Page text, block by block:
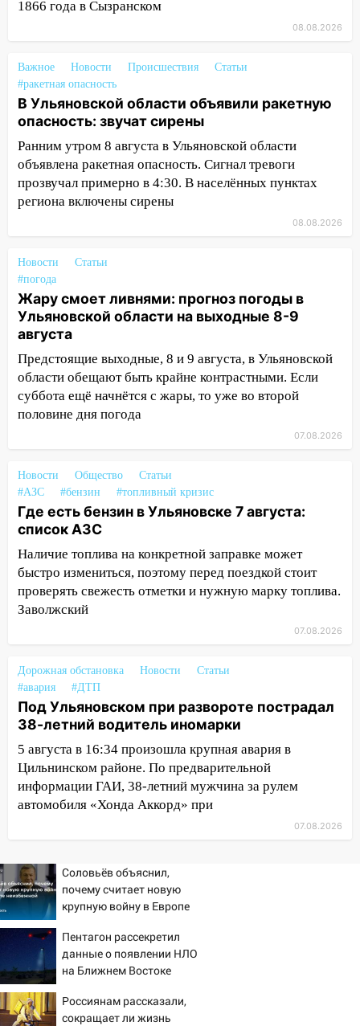
17:16
В реанимацию Ульяновской
областной больницы поступили шесть
новых аппаратов ИВЛ
16:51
В Чердаклинском районе
ремонтируют дороги, ставят остановки
и проводят новое освещение
16:35 В Ульяновске установили ещё
девять бункеров для крупногабаритного
16:26
В Ульяновске бесплатно покажут
матч «Волги» под открытым небом
16:12 В Ульяновском госуниверситете
разработают отечественный прибор для
цифровой ПЦР
15:47 Ульяновцы могут вернуть деньги
за абонементы закрывшегося фитнес-
клуба «Рекорд-Fitness»
области привели в порядок детские
площадки
15:27
Прокуратура проверяет
15:08 В Кузоватово после прокурорской
проверки обновили разметку на
пешеходных переходах
На проспекте Гая в Ульяновске
50-метровом участке
14:22 В Новом городе 8 августа пройдет
большой фестиваль «Наше время» с
мотофристайлом и концертом
«Мураками»
14:04 Жару смоет ливнями: прогноз
погоды в Ульяновской области на
полицейские проведут акцию «Час
пассажира»
13:20
В Ульяновске за один день
обокрали женщину на пляже и
подростка в сквере
13:01
В Димитровграде мужчина
выбросил из машины страйкбольную
гранату: его задержали
1866 года в Сызранском
08.08.2026
Важное Новости Происшествия
Статьи
#ракетная опасность
В Ульяновской области объявили ракетную
опасность: звучат сирены
Ранним утром 8 августа в Ульяновской области
объявлена ракетная опасность. Сигнал тревоги
прозвучал примерно в 4:30. В населённых пунктах
региона включены сирены
08.08.2026
Новости
Статьи
#погода
Жару смоет ливнями: прогноз погоды в
Ульяновской области на выходные 8-9
августа
Предстоящие выходные, 8 и 9 августа, в Ульяновской
области обещают быть крайне контрастными. Если
суббота ещё начнётся с жары, то уже во второй
половине дня погода
07.08.2026
Новости Общество
Статьи
#АЗС
#бензин #топливный кризис
Где есть бензин в Ульяновске 7 августа:
список АЗС
Наличие топлива на конкретной заправке может
быстро измениться, поэтому перед поездкой стоит
проверять свежесть отметки и нужную марку топлива.
Заволжский
07.08.2026
Дорожная обстановка Новости
Статьи
#авария
#ДТП
Под Ульяновском при развороте пострадал
38-летний водитель иномарки
5 августа в 16:34 произошла крупная авария в
Цильнинском районе. По предварительной
информации ГАИ, 38-летний мужчина за рулем
автомобиля «Хонда Аккорд» при
07.08.2026
Соловьёв объяснил,
почему считает новую
крупную войну в Европе
Пентагон рассекретил
данные о появлении НЛО
на Ближнем Востоке
Россиянам рассказали,
сокращает ли жизнь